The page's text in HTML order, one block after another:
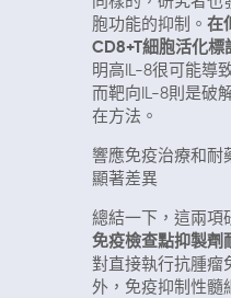
胞功能的抑制。 在
CD8+T細胞活化標
明高IL-8很可能導
而靶向IL-8則是破
在方法。
響應免疫治療和耐
顯著差異
總結一下，這兩項
免疫檢查點抑製劑
對直接執行抗腫瘤
外，免疫抑制性髓